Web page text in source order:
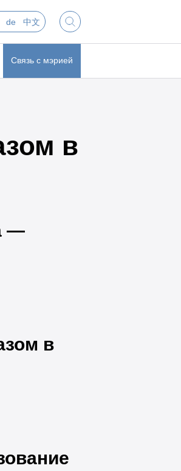
de 中文
Связь с мэрией
в
—
в